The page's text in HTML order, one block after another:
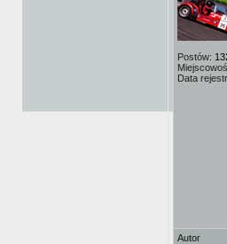
Postów:
Data
Autor